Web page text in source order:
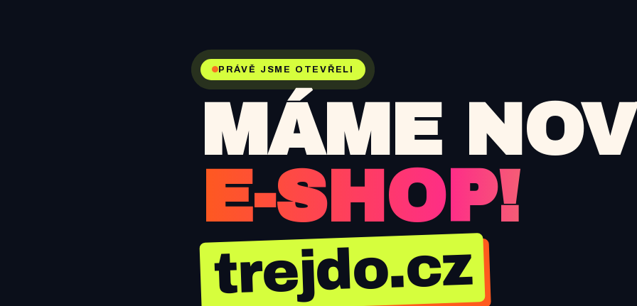
PRÁVĚ JSME OTEVŘELI
MÁME
E-SHOP!
trejdo.cz